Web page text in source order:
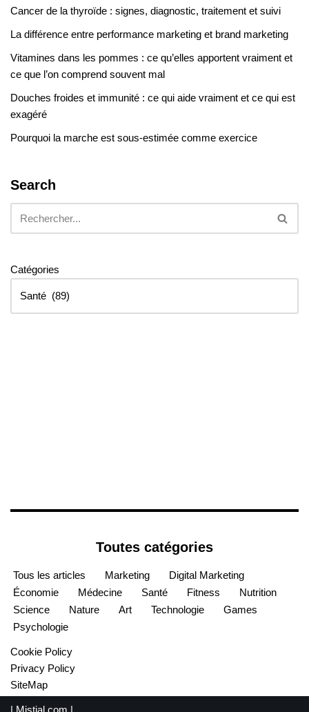
Cancer de la thyroïde : signes, diagnostic, traitement et suivi
La différence entre performance marketing et brand marketing
Vitamines dans les pommes : ce qu’elles apportent vraiment et
ce que l’on comprend souvent mal
Douches froides et immunité : ce qui aide vraiment et ce qui est
exagéré
Pourquoi la marche est sous-estimée comme exercice
Search
Catégories
Toutes catégories
Tous les articles Marketing
Digital Marketing
Économie
Médecine Santé Fitness
Nutrition
Science
Nature Art Technologie
Games
Psychologie
Cookie Policy
Privacy Policy
SiteMap
| Mistial.com |